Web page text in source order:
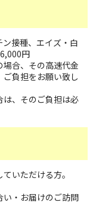
接種、エイズ・白
円
合、その高速代金
負担をお願い致し
は、そのご負担は必
いただける方。
・お届けのご訪問